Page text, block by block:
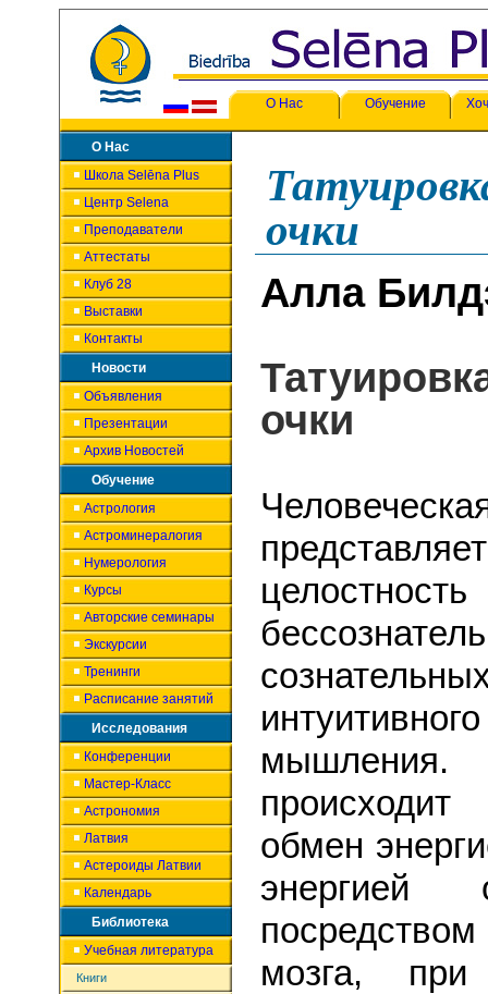
О Нас Обучение
О Нас
Школа Selēna Plus
Центр Selena
Преподаватели
Аттестаты
Клуб 28
Выставки
Контакты
Новости
Объявления
Презентации
Архив Новостей
Обучение
Астрология
Астроминералогия
Нумерология
Курсы
Авторские семинары
Экскурсии
Тренинги
Расписание занятий
Исследования
Конференции
Мастер-Класс
Астрономия
Латвия
Астероиды Латвии
Календарь
Библиотека
Учебная литература
Книги
очки
Алла
очки
целостность
обмен
энергией
мозга,